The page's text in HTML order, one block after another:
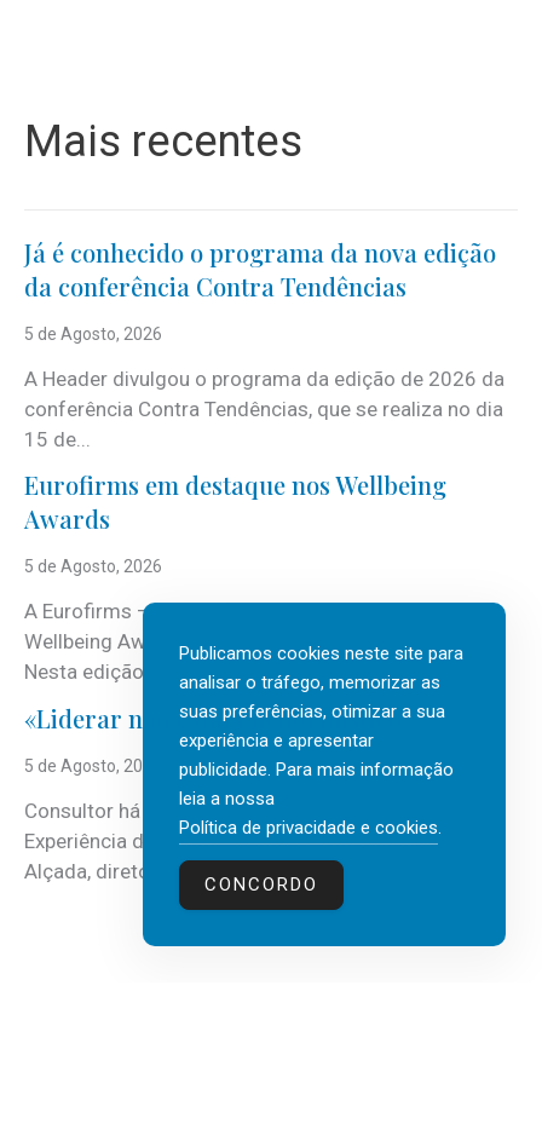
Mais recentes
Já é conhecido o programa da nova edição
da conferência Contra Tendências
5 de Agosto, 2026
A Header divulgou o programa da edição de 2026 da
conferência Contra Tendências, que se realiza no dia
15 de...
Eurofirms em destaque nos Wellbeing
Awards
5 de Agosto, 2026
A Eurofirms – People first está de regresso aos
Wellbeing Awards, integrando o Top Wellbeing 2026.
Nesta edição, a multinacional...
«Liderar não é um talento místico.»
5 de Agosto, 2026
Consultor há mais de três décadas nas áreas de
Experiência do Cliente, Vendas e Liderança, Manuel
Alçada, diretor executivo da...
Publicamos cookies neste site para
analisar o tráfego, memorizar as
suas preferências, otimizar a sua
experiência e apresentar
publicidade. Para mais informação
leia a nossa
Política de privacidade e cookies.
CONCORDO